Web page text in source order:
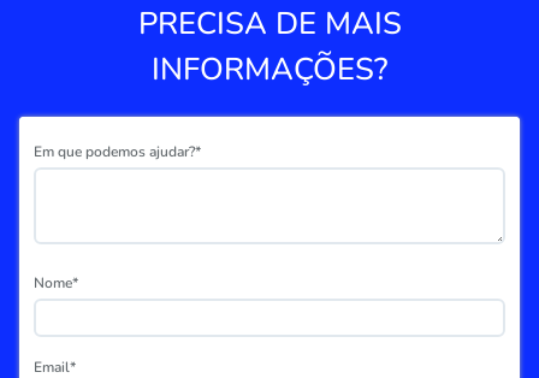
PRECISA DE MAIS
INFORMAÇÕES?
Em que podemos ajudar?*
Nome*
Email*